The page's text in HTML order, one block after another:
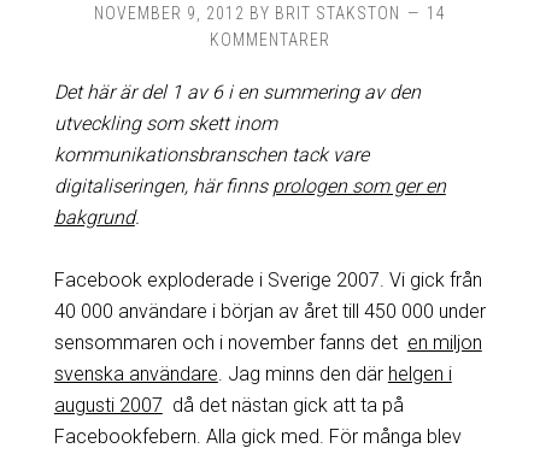
NOVEMBER 9, 2012 BY BRIT STAKSTON
14
KOMMENTARER
Det här är del 1 av 6 i en summering av den
utveckling som skett inom
kommunikationsbranschen tack vare
digitaliseringen, här finns prologen som ger en
bakgrund.
Facebook exploderade i Sverige 2007. Vi gick från
40 000 användare i början av året till 450 000 under
sensommaren och i november fanns det en miljon
svenska användare . Jag minns den där helgen i
augusti 2007 då det nästan gick att ta på
Facebookfebern. Alla gick med. För många blev